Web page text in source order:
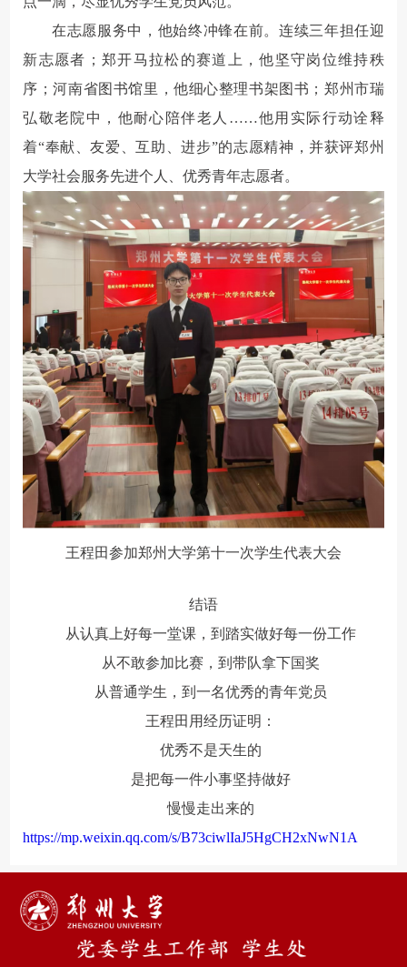
在志愿服务中，他始终冲锋在前。连续三年担任迎
新志愿者；郑开马拉松的赛道上，他坚守岗位维持秩
序；河南省图书馆里，他细心整理书架图书；郑州市瑞
弘敬老院中，他耐心陪伴老人……他用实际行动诠释
着“奉献、友爱、互助、进步”的志愿精神，并获评郑州
大学社会服务先进个人、优秀青年志愿者。
王程田参加郑州大学第十一次学生代表大会
结语
从认真上好每一堂课，到踏实做好每一份工作
从不敢参加比赛，到带队拿下国奖
从普通学生，到一名优秀的青年党员
王程田用经历证明：
优秀不是天生的
是把每一件小事坚持做好
慢慢走出来的
https://mp.weixin.qq.com/s/B73ciwlIaJ5HgCH2xNwN1A